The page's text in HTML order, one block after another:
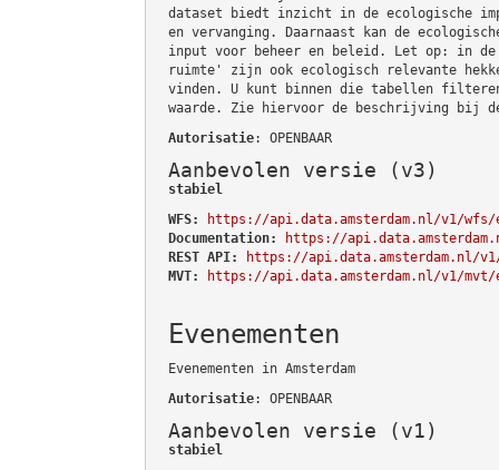
dataset biedt inzicht in de ecologische
en vervanging. Daarnaast kan de
input voor beheer en beleid. Let op: in de
ruimte' zijn ook ecologisch relevante
vinden. U kunt binnen die tabellen
waarde. Zie hiervoor de beschrijving bij
Autorisatie: OPENBAAR
Aanbevolen versie (v3)
stabiel
WFS:
https://api.data.amsterdam.nl/v1/wfs/
Documentation:
https://
REST API:
https://api.data.amsterdam.nl/
MVT:
https://api.data.amsterdam.nl/v1/mvt/
Evenementen
Evenementen in Amsterdam
Autorisatie: OPENBAAR
Aanbevolen versie (v1)
stabiel